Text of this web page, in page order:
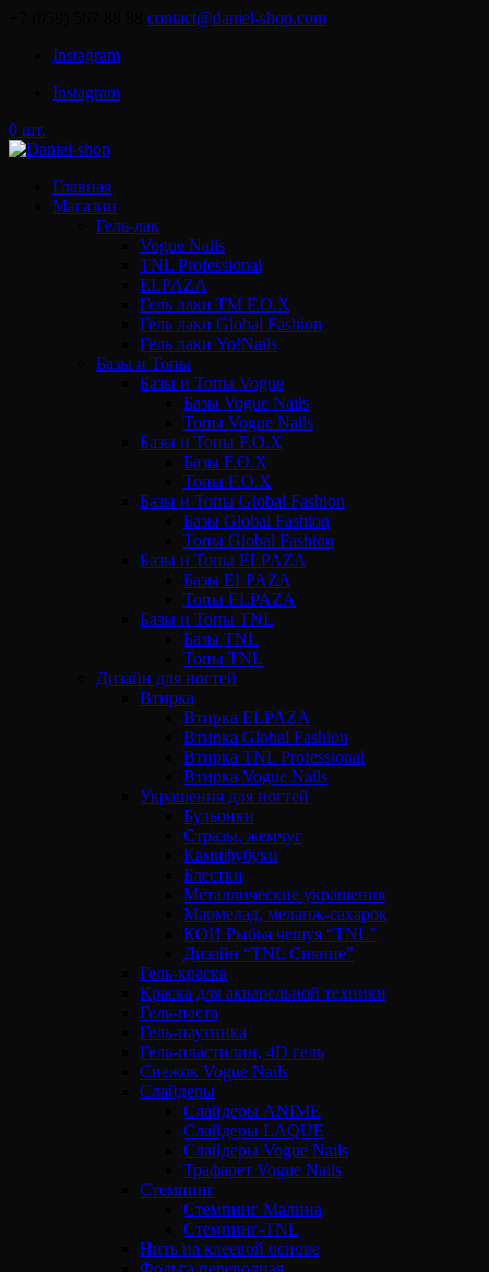
contact@daniel-shop.com
Instagram
Instagram
0 шт.
Главная
Магазин
Гель-лак
Vogue Nails
TNL Professional
ELPAZA
Гель лаки ТМ F.O.X
Гель лаки Global Fashion
Гель лаки Yo!Nails
Базы и Топы
Базы и Топы Vogue
Базы Vogue Nails
Топы Vogue Nails
Базы и Топы F.O.X
Базы F.O.X
Топы F.O.X
Базы и Топы Global Fashion
Базы Global Fashion
Топы Global Fashion
Базы и Топы ELPAZA
Базы ELPAZA
Топы ELPAZA
Базы и Топы TNL
Базы TNL
Топы TNL
Дизайн для ногтей
Втирка
Втирка ELPAZA
Втирка Global Fashion
Втирка TNL Professional
Втирка Vogue Nails
Украшения для ногтей
Бульонки
Стразы, жемчуг
Камифубуки
Блестки
Металлические украшения
Мармелад, меланж-сахарок
КОИ Рыбья чешуя “TNL”
Дизайн “TNL Сияние”
Гель-краска
Краска для акварельной техники
Гель-паста
Гель-паутинка
Гель-пластилин, 4D гель
Снежок Vogue Nails
Слайдеры
Слайдеры ANIME
Слайдеры LAQUE
Слайдеры Vogue Nails
Трафарет Vogue Nails
Стемпинг
Стемпинг Малина
Стемпинг-TNL
Нить на клеевой основе
Фольга переводная